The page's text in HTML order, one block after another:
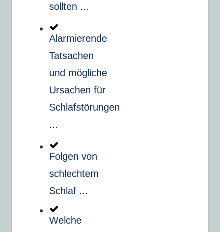
sollten ...
Alarmierende
Tatsachen
und mögliche
Ursachen für
Schlafstörungen
...
Folgen von
schlechtem
Schlaf ...
Welche